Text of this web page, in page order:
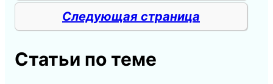
Следующая страница
Статьи по теме